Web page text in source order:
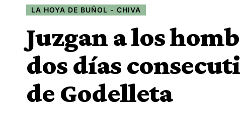
LA HOYA DE BUÑOL - CHIVA
Juzgan a los
dos días
de Godelleta